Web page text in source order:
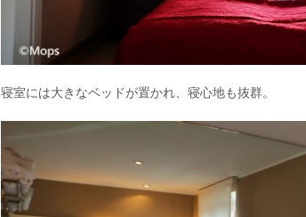
寝室には大きなベッドが置かれ、寝心地も抜群。